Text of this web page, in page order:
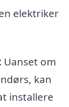
elektriker
Uanset om
kan
installere